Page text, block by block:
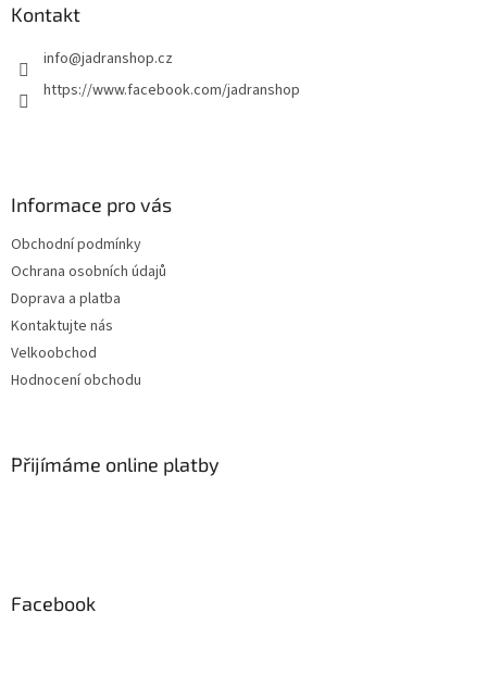
Kontakt
info@jadranshop.cz
https://www.facebook.com/jadranshop
Informace pro vás
Obchodní podmínky
Ochrana osobních údajů
Doprava a platba
Kontaktujte nás
Velkoobchod
Hodnocení obchodu
Přijímáme online platby
Facebook